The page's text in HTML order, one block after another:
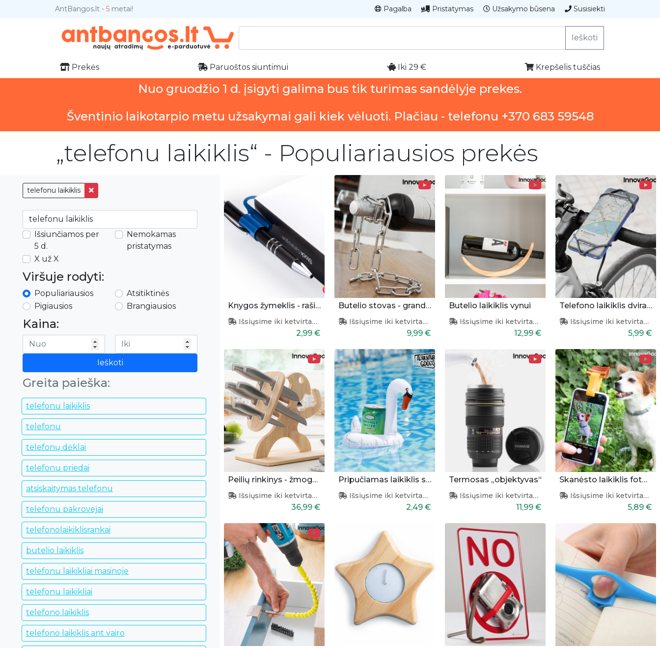
AntBangos.lt - 5 metai! Pagalba Pristatymas Užsakymo būsena Susisiekti
Ieškoti
Prekės Paruoštos siuntimui Iki 29 € Krepšelis tuščias
Nuo gruodžio 1 d. įsigyti galima bus tik turimas sandėlyje prekes.
Šventinio laikotarpio metu užsakymai gali kiek vėluoti. Plačiau - telefonu +370 683 59548
„telefonu laikiklis“ - Populiariausios prekės
telefonu laikiklis
Išsiunčiamos per
5 d.
Nemokamas
pristatymas
X už X
Viršuje rodyti:
Populiariausios
Atsitiktinės
Pigiausios
Brangiausios
Kaina:
Ieškoti
Greita paieška:
telefonu laikiklis
telefonu
telefonų dėklai
telefonu priedai
atsiskaitymas telefonu
telefonu pakrovejai
telefonolaikiklisrankai
butelio laikiklis
telefonu laikikliai masinoje
telefonu laikikliai
telefono laikiklis
telefono laikiklis ant vairo
Knygos žymeklis - rašiklio laikiklis
Išsiųsime iki ketvirtadienio
2,99 €
Butelio stovas - grandinė
Išsiųsime iki ketvirtadienio
9,99 €
Butelio laikiklis vynui
Išsiųsime iki ketvirtadienio
12,99 €
Telefono laikiklis dviračiui ar paspirtukui
Išsiųsime iki ketvirtadienio
5,99 €
Peilių rinkinys - žmogeliukas
Išsiųsime iki ketvirtadienio
36,99 €
Pripučiamas laikiklis skardinei
Išsiųsime iki ketvirtadienio
2,49 €
Termosas „objektyvas“
Išsiųsime iki ketvirtadienio
11,99 €
Skanėsto laikiklis fotografuoti augintiniui
Išsiųsime iki ketvirtadienio
5,89 €